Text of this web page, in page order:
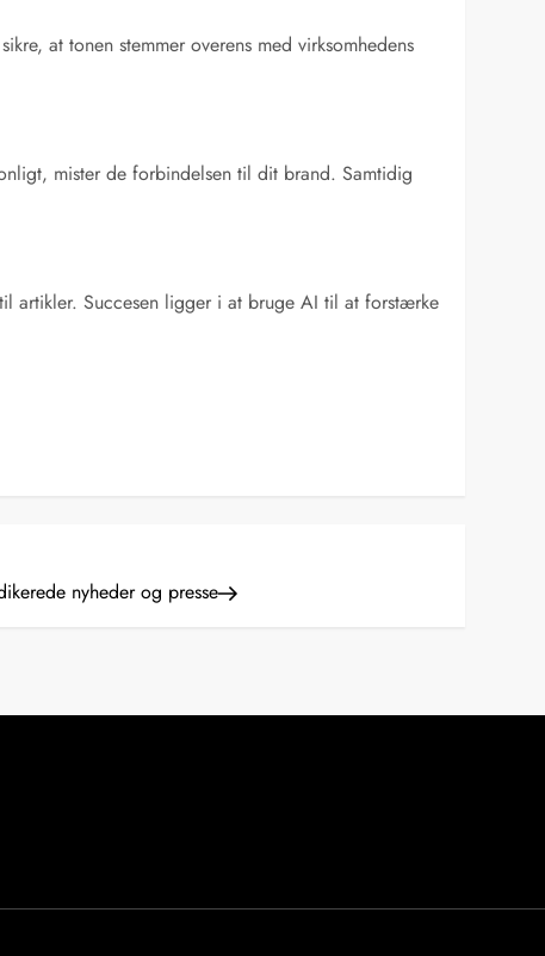
at tonen stemmer overens med virksomhedens
mister de forbindelsen til dit brand. Samtidig
artikler. Succesen ligger i at bruge AI til at forstærke
nyheder og presse